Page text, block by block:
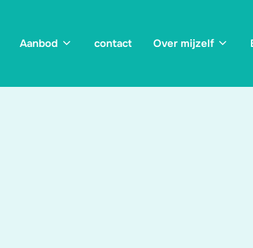
Aanbod contact Over mijzelf